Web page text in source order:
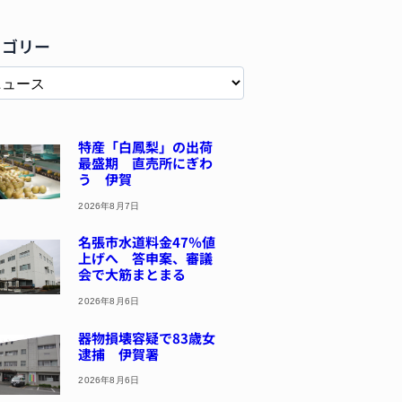
リー
特産「白鳳梨」の出荷
最盛期 直売所にぎわ
う 伊賀
2026年8月7日
名張市水道料金47％値
上げへ 答申案、審議
会で大筋まとまる
2026年8月6日
器物損壊容疑で83歳女
逮捕 伊賀署
2026年8月6日